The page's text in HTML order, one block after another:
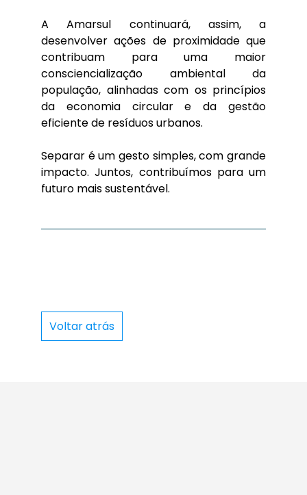
A Amarsul continuará, assim, a
desenvolver ações de proximidade que
contribuam para uma maior
consciencialização ambiental da
população, alinhadas com os princípios
da economia circular e da gestão
eficiente de resíduos urbanos.
Separar é um gesto simples, com grande
impacto. Juntos, contribuímos para um
futuro mais sustentável.
Voltar atrás